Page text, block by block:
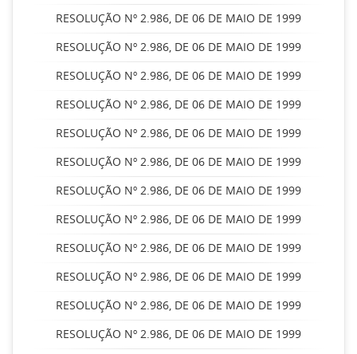
RESOLUÇÃO Nº 2.986, DE 06 DE MAIO DE 1999
RESOLUÇÃO Nº 2.986, DE 06 DE MAIO DE 1999
RESOLUÇÃO Nº 2.986, DE 06 DE MAIO DE 1999
RESOLUÇÃO Nº 2.986, DE 06 DE MAIO DE 1999
RESOLUÇÃO Nº 2.986, DE 06 DE MAIO DE 1999
RESOLUÇÃO Nº 2.986, DE 06 DE MAIO DE 1999
RESOLUÇÃO Nº 2.986, DE 06 DE MAIO DE 1999
RESOLUÇÃO Nº 2.986, DE 06 DE MAIO DE 1999
RESOLUÇÃO Nº 2.986, DE 06 DE MAIO DE 1999
RESOLUÇÃO Nº 2.986, DE 06 DE MAIO DE 1999
RESOLUÇÃO Nº 2.986, DE 06 DE MAIO DE 1999
RESOLUÇÃO Nº 2.986, DE 06 DE MAIO DE 1999